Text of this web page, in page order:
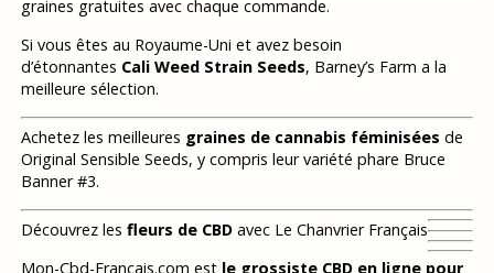
graines gratuites avec chaque commande.
Si vous êtes au Royaume-Uni et avez besoin
d’étonnantes Cali Weed Strain Seeds, Barney’s Farm a la
meilleure sélection.
Achetez les meilleures graines de cannabis féminisées de
Original Sensible Seeds, y compris leur variété phare Bruce
Banner #3.
Découvrez les fleurs de CBDavec Le Chanvrier Français
Mon-Cbd-Francais.com est le grossiste CBD en ligne pour